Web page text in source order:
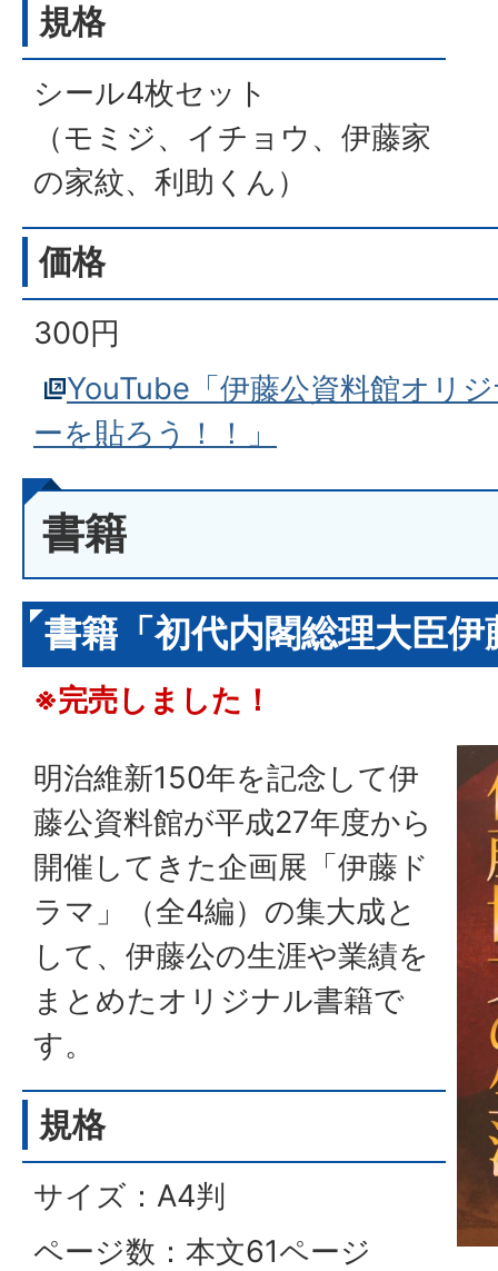
規格
シール4枚セット
（モミジ、イチョウ、伊藤家
の家紋、利助くん）
価格
300円
YouTube「伊藤公資料館オリ
ーを貼ろう！！」
書籍
書籍「初代内閣総理大臣
※完売しました！
明治維新150年を記念して伊
藤公資料館が平成27年度から
開催してきた企画展「伊藤ド
ラマ」（全4編）の集大成と
して、伊藤公の生涯や業績を
まとめたオリジナル書籍で
す。
規格
サイズ：A4判
ページ数：本文61ページ